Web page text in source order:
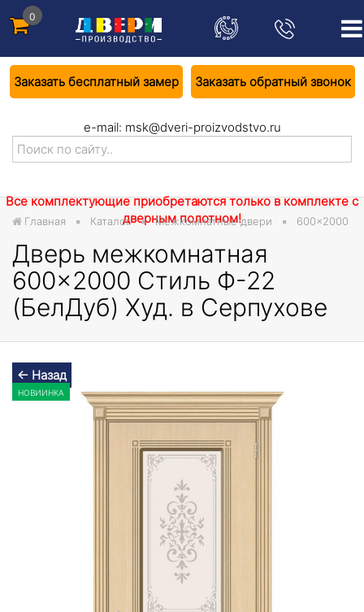
0
Заказать бесплатный замер Заказать обратный звонок
e-mail: msk@dveri-proizvodstvo.ru
Все комплектующие приобретаются только в комплекте с
дверным полотном!
Главная Каталог Межкомнатные двери 600×2000
Дверь межкомнатная
600×2000 Стиль Ф-22
(БелДуб) Худ. в Серпухове
← Назад
НОВИИНКА